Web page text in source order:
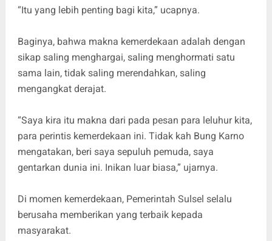
“Itu yang lebih penting bagi kita,” ucapnya.
Baginya, bahwa makna kemerdekaan adalah dengan
sikap saling menghargai, saling menghormati satu
sama lain, tidak saling merendahkan, saling
mengangkat derajat.
“Saya kira itu makna dari pada pesan para leluhur kita,
para perintis kemerdekaan ini. Tidak kah Bung Karno
mengatakan, beri saya sepuluh pemuda, saya
gentarkan dunia ini. Inikan luar biasa,” ujarnya.
Di momen kemerdekaan, Pemerintah Sulsel selalu
berusaha memberikan yang terbaik kepada
masyarakat.